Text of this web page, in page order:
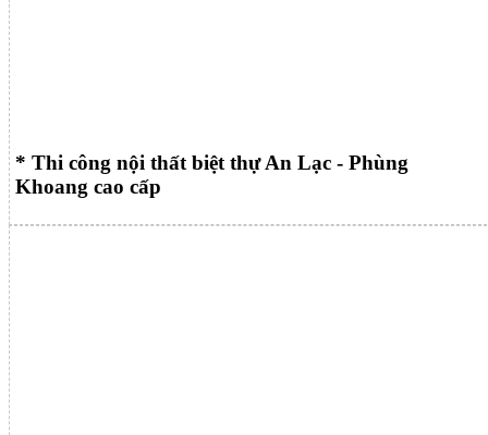
* Thi công nội thất biệt thự An Lạc - Phùng
Khoang cao cấp